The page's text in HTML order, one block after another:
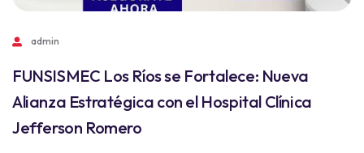
admin
FUNSISMEC Los Ríos se Fortalece: Nueva
Alianza Estratégica con el Hospital Clínica
Jefferson Romero